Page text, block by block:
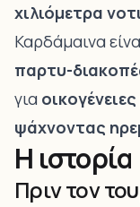
χιλιόμετρα
Καρδάμαινα
παρτυ-
για
ψάχνοντας
Η ιστορία
Πριν τον